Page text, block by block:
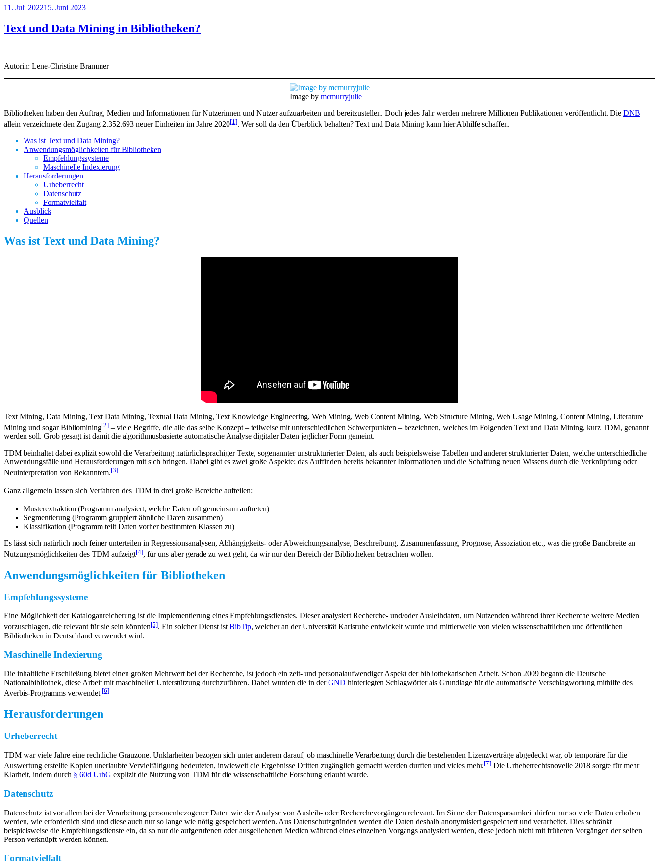
Veröffentlicht
11. Juli 202215. Juni 2023
Text und Data Mining in Bibliotheken?
Autorin: Lene-Christine Brammer
Image by mcmurryjulie
Bibliotheken haben den Auftrag, Medien und Informationen für Nutzerinnen und Nutzer aufzuarbeiten und bereitzustellen. Doch jedes Jahr werden mehrere Millionen Publikationen veröffentlicht. Die DNB
allein verzeichnete den Zugang 2.352.693 neuer Einheiten im Jahre 2020[1]. Wer soll da den Überblick behalten? Text und Data Mining kann hier Abhilfe schaffen.
Was ist Text und Data Mining?
Anwendungsmöglichkeiten für Bibliotheken
Empfehlungssysteme
Maschinelle Indexierung
Herausforderungen
Urheberrecht
Datenschutz
Formatvielfalt
Ausblick
Quellen
Was ist Text und Data Mining?
Text Mining, Data Mining, Text Data Mining, Textual Data Mining, Text Knowledge Engineering, Web Mining, Web Content Mining, Web Structure Mining, Web Usage Mining, Content Mining, Literature
Mining und sogar Bibliomining[2] – viele Begriffe, die alle das selbe Konzept – teilweise mit unterschiedlichen Schwerpunkten – bezeichnen, welches im Folgenden Text und Data Mining, kurz TDM, genannt
werden soll. Grob gesagt ist damit die algorithmusbasierte automatische Analyse digitaler Daten jeglicher Form gemeint.
TDM beinhaltet dabei explizit sowohl die Verarbeitung natürlichsprachiger Texte, sogenannter unstrukturierter Daten, als auch beispielsweise Tabellen und anderer strukturierter Daten, welche unterschiedliche
Anwendungsfälle und Herausforderungen mit sich bringen. Dabei gibt es zwei große Aspekte: das Auffinden bereits bekannter Informationen und die Schaffung neuen Wissens durch die Verknüpfung oder
Neuinterpretation von Bekanntem.[3]
Ganz allgemein lassen sich Verfahren des TDM in drei große Bereiche aufteilen:
Musterextraktion (Programm analysiert, welche Daten oft gemeinsam auftreten)
Segmentierung (Programm gruppiert ähnliche Daten zusammen)
Klassifikation (Programm teilt Daten vorher bestimmten Klassen zu)
Es lässt sich natürlich noch feiner unterteilen in Regressionsanalysen, Abhängigkeits- oder Abweichungsanalyse, Beschreibung, Zusammenfassung, Prognose, Assoziation etc., was die große Bandbreite an
Nutzungsmöglichkeiten des TDM aufzeigt[4], für uns aber gerade zu weit geht, da wir nur den Bereich der Bibliotheken betrachten wollen.
Anwendungsmöglichkeiten für Bibliotheken
Empfehlungssysteme
Eine Möglichkeit der Kataloganreicherung ist die Implementierung eines Empfehlungsdienstes. Dieser analysiert Recherche- und/oder Ausleihdaten, um Nutzenden während ihrer Recherche weitere Medien
vorzuschlagen, die relevant für sie sein könnten[5]. Ein solcher Dienst istBibTip, welcher an der Universität Karlsruhe entwickelt wurde und mittlerweile von vielen wissenschaftlichen und öffentlichen
Bibliotheken in Deutschland verwendet wird.
Maschinelle Indexierung
Die inhaltliche Erschließung bietet einen großen Mehrwert bei der Recherche, ist jedoch ein zeit- und personalaufwendiger Aspekt der bibliothekarischen Arbeit. Schon 2009 begann die Deutsche
Nationalbibliothek, diese Arbeit mit maschineller Unterstützung durchzuführen. Dabei wurden die in derGND hinterlegten Schlagwörter als Grundlage für die automatische Verschlagwortung mithilfe des
Averbis-Programms verwendet.[6]
Herausforderungen
Urheberrecht
TDM war viele Jahre eine rechtliche Grauzone. Unklarheiten bezogen sich unter anderem darauf, ob maschinelle Verarbeitung durch die bestehenden Lizenzverträge abgedeckt war, ob temporäre für die
Auswertung erstellte Kopien unerlaubte Vervielfältigung bedeuteten, inwieweit die Ergebnisse Dritten zugänglich gemacht werden durften und vieles mehr.[7] Die Urheberrechtsnovelle 2018 sorgte für mehr
Klarheit, indem durch § 60d UrhG explizit die Nutzung von TDM für die wissenschaftliche Forschung erlaubt wurde.
Datenschutz
Datenschutz ist vor allem bei der Verarbeitung personenbezogener Daten wie der Analyse von Ausleih- oder Recherchevorgängen relevant. Im Sinne der Datensparsamkeit dürfen nur so viele Daten erhoben
werden, wie erforderlich sind und diese auch nur so lange wie nötig gespeichert werden. Aus Datenschutzgründen werden die Daten deshalb anonymisiert gespeichert und verarbeitet. Dies schränkt
beispielsweise die Empfehlungsdienste ein, da so nur die aufgerufenen oder ausgeliehenen Medien während eines einzelnen Vorgangs analysiert werden, diese jedoch nicht mit früheren Vorgängen der selben
Person verknüpft werden können.
Formatvielfalt